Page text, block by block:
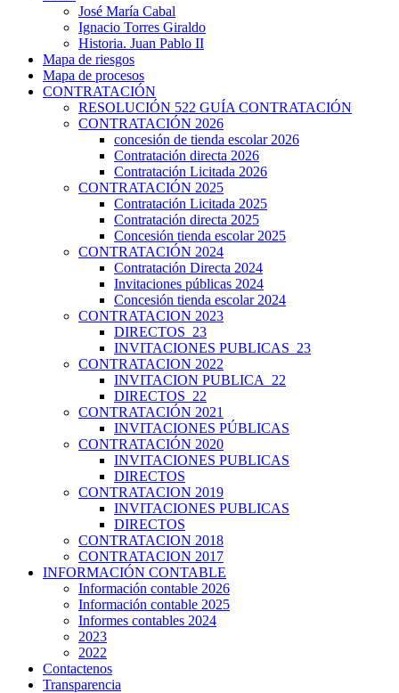
José María Cabal
Ignacio Torres Giraldo
Historia. Juan Pablo II
Mapa de riesgos
Mapa de procesos
CONTRATACIÓN
RESOLUCIÓN 522 GUÍA CONTRATACIÓN
CONTRATACIÓN 2026
concesión de tienda escolar 2026
Contratación directa 2026
Contratación Licitada 2026
CONTRATACIÓN 2025
Contratación Licitada 2025
Contratación directa 2025
Concesión tienda escolar 2025
CONTRATACIÓN 2024
Contratación Directa 2024
Invitaciones públicas 2024
Concesión tienda escolar 2024
CONTRATACION 2023
DIRECTOS_23
INVITACIONES PUBLICAS_23
CONTRATACION 2022
INVITACION PUBLICA_22
DIRECTOS_22
CONTRATACIÓN 2021
INVITACIONES PÚBLICAS
CONTRATACIÓN 2020
INVITACIONES PUBLICAS
DIRECTOS
CONTRATACION 2019
INVITACIONES PUBLICAS
DIRECTOS
CONTRATACION 2018
CONTRATACION 2017
INFORMACIÓN CONTABLE
Información contable 2026
Información contable 2025
Informes contables 2024
2023
2022
Contactenos
Transparencia